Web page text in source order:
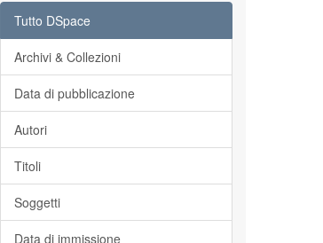
Tutto DSpace
Archivi & Collezioni
Data di pubblicazione
Autori
Titoli
Soggetti
Data di immissione